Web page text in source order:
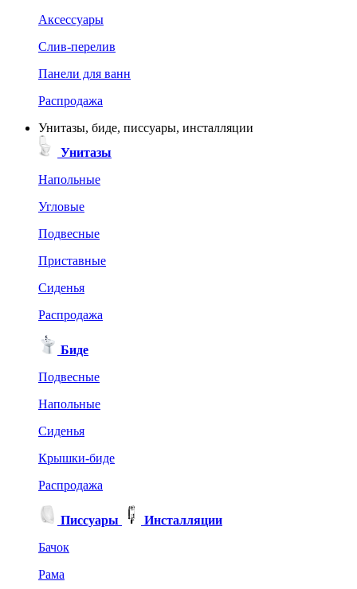
Аксессуары
Слив-перелив
Панели для ванн
Распродажа
Унитазы, биде, писсуары, инсталляции
Унитазы
Напольные
Угловые
Подвесные
Приставные
Сиденья
Распродажа
Биде
Подвесные
Напольные
Сиденья
Крышки-биде
Распродажа
Писсуары
Инсталляции
Бачок
Рама